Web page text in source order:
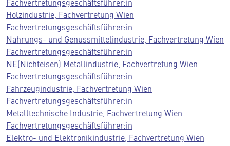
Holzindustrie, Fachvertretung Wien
Fachvertretungsgeschäftsführer:in
Nahrungs- und Genussmittelindustrie, Fachvertretung Wien
Fachvertretungsgeschäftsführer:in
NE(Nichteisen) Metallindustrie, Fachvertretung Wien
Fachvertretungsgeschäftsführer:in
Fahrzeugindustrie, Fachvertretung Wien
Fachvertretungsgeschäftsführer:in
Metalltechnische Industrie, Fachvertretung Wien
Fachvertretungsgeschäftsführer:in
Elektro- und Elektronikindustrie, Fachvertretung Wien